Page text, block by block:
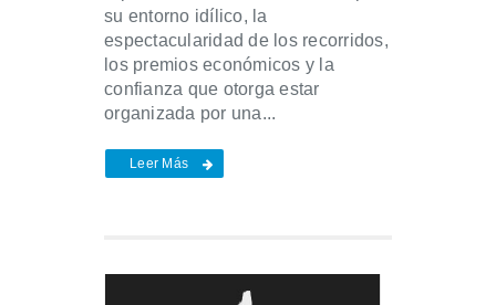
su entorno idílico, la
espectacularidad de los recorridos,
los premios económicos y la
confianza que otorga estar
organizada por una...
Leer Más